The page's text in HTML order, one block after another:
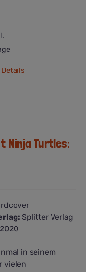
Details
Ninja Turtles:
Splitter Verlag
2020
in seinem
vielen